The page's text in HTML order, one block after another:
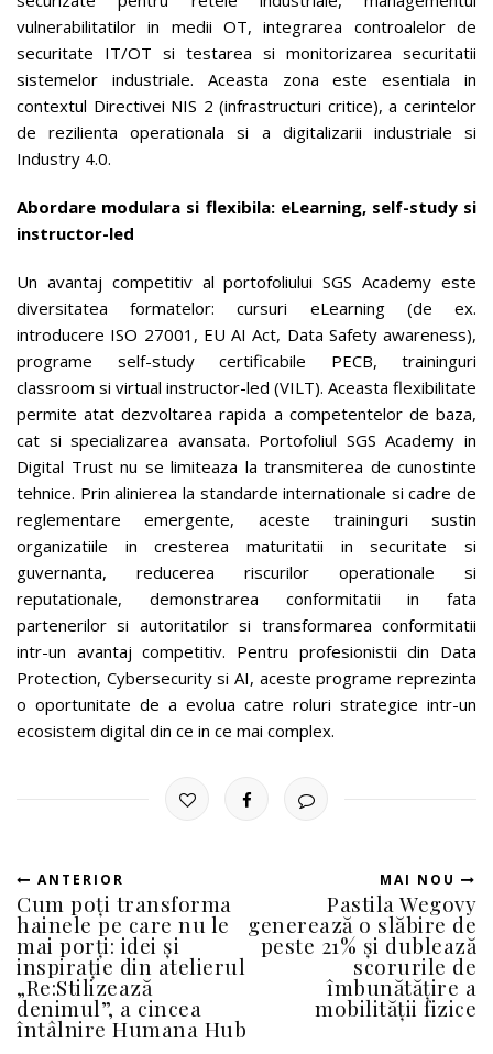
vulnerabilitatilor in medii OT, integrarea controalelor de
securitate IT/OT si testarea si monitorizarea securitatii
sistemelor industriale. Aceasta zona este esentiala in
contextul Directivei NIS 2 (infrastructuri critice), a cerintelor
de rezilienta operationala si a digitalizarii industriale si
Industry 4.0.
Abordare modulara si flexibila: eLearning, self-study si
instructor-led
Un avantaj competitiv al portofoliului SGS Academy este
diversitatea formatelor: cursuri eLearning (de ex.
introducere ISO 27001, EU AI Act, Data Safety awareness),
programe self-study certificabile PECB, traininguri
classroom si virtual instructor-led (VILT). Aceasta flexibilitate
permite atat dezvoltarea rapida a competentelor de baza,
cat si specializarea avansata. Portofoliul SGS Academy in
Digital Trust nu se limiteaza la transmiterea de cunostinte
tehnice. Prin alinierea la standarde internationale si cadre de
reglementare emergente, aceste traininguri sustin
organizatiile in cresterea maturitatii in securitate si
guvernanta, reducerea riscurilor operationale si
reputationale, demonstrarea conformitatii in fata
partenerilor si autoritatilor si transformarea conformitatii
intr-un avantaj competitiv. Pentru profesionistii din Data
Protection, Cybersecurity si AI, aceste programe reprezinta
o oportunitate de a evolua catre roluri strategice intr-un
ecosistem digital din ce in ce mai complex.
ANTERIOR
Cum poți transforma
hainele pe care nu le
mai porți: idei și
inspirație din atelierul
„Re:Stilizează
denimul”, a cincea
întâlnire Humana Hub
MAI NOU
Pastila Wegovy
generează o slăbire de
peste 21% și dublează
scorurile de
îmbunătățire a
mobilității fizice